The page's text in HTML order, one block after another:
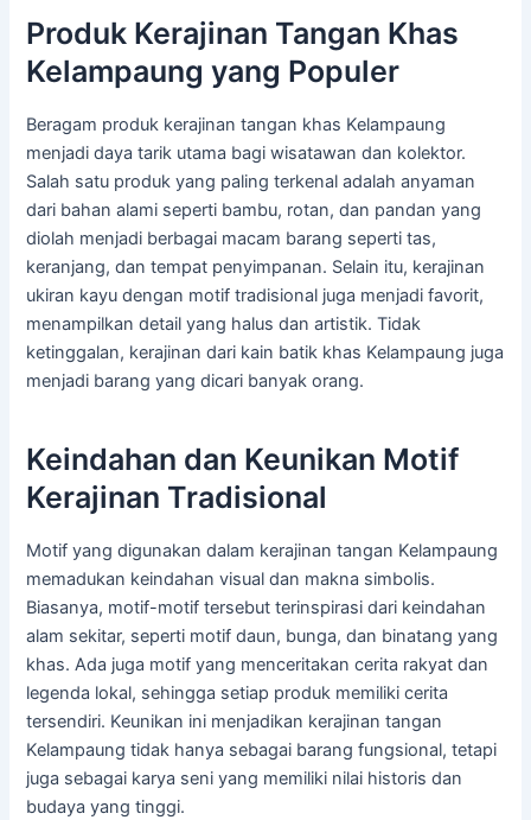
Produk Kerajinan Tangan Khas
Kelampaung yang Populer
Beragam produk kerajinan tangan khas Kelampaung
menjadi daya tarik utama bagi wisatawan dan kolektor.
Salah satu produk yang paling terkenal adalah anyaman
dari bahan alami seperti bambu, rotan, dan pandan yang
diolah menjadi berbagai macam barang seperti tas,
keranjang, dan tempat penyimpanan. Selain itu, kerajinan
ukiran kayu dengan motif tradisional juga menjadi favorit,
menampilkan detail yang halus dan artistik. Tidak
ketinggalan, kerajinan dari kain batik khas Kelampaung juga
menjadi barang yang dicari banyak orang.
Keindahan dan Keunikan Motif
Kerajinan Tradisional
Motif yang digunakan dalam kerajinan tangan Kelampaung
memadukan keindahan visual dan makna simbolis.
Biasanya, motif-motif tersebut terinspirasi dari keindahan
alam sekitar, seperti motif daun, bunga, dan binatang yang
khas. Ada juga motif yang menceritakan cerita rakyat dan
legenda lokal, sehingga setiap produk memiliki cerita
tersendiri. Keunikan ini menjadikan kerajinan tangan
Kelampaung tidak hanya sebagai barang fungsional, tetapi
juga sebagai karya seni yang memiliki nilai historis dan
budaya yang tinggi.